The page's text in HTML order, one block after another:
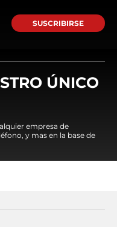
SUSCRIBIRSE
ÚNICO
empresa de
y mas en la base de